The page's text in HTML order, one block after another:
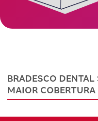
BRADESCO
MAIOR COBERTURA